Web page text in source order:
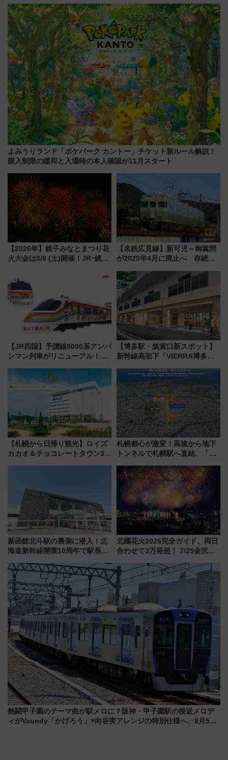
せば空きが見つかることも 混
雑避ける「空席」探しのコツ
日本初の鉄道デザイン
よみうりランド「ポケパーク カントー」チケット新ルール解説！
購入制限の緩和と入場時の本人確認が11月スタート
【2026年】銚子みなとまつり花
火大会は8/8 (土)開催！JR･銚子
報、利根川に咲く8,000発の大迫
力＆屋台を満喫
【名鉄広見線】新可児～御嵩間
が2029年4月に廃止へ 存続協
【JR四国】予讃線8000系アンパ
ンマン列車がリニューアル！内
今年12月
【博多駅・筑紫口新スポット】
新幹線高架下「VIERRA博多テ
など注目の全6店舗 「博多活憩
通り」も一新
【札幌から日帰り観光】ロイズ
カカオ＆チョコレートタウン3周
札幌都心が激変！高速から地下
トンネルで札幌駅へ直結、「創
から本格着工、延長4.8km整備
事業の全貌
新函館北斗駅の裏側に潜入！北
海道新幹線開業10周年で駅長
ト 参加方法や体験内容を紹介
北國花火2026完全ガイド、両日
合わせて3万発超！ 7/25金沢大
会の日程・アクセス・観覧席ま
とめ（石川県）
熱闘甲子園のテーマ曲が駅メロに？阪神・甲子園駅の接近メロデ
ィがVaundy「かげろう」×向谷実アレンジの特別仕様へ、8月5日